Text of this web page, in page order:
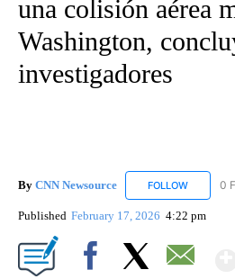
una colisión aérea
Washington,
investigadores
By CNN Newsource FOLLOW 0
Published February 17, 2026 4:22 pm